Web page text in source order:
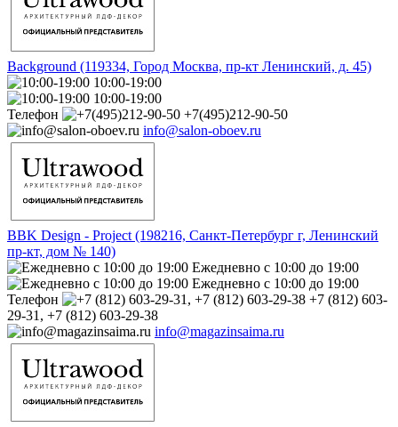
Background (119334, Город Москва, пр-кт Ленинский, д. 45)
10:00-19:00
10:00-19:00
Телефон
+7(495)212-90-50
info@salon-oboev.ru
BBK Design - Project (198216, Санкт-Петербург г, Ленинский
пр-кт, дом № 140)
Ежедневно с 10:00 до 19:00
Ежедневно с 10:00 до 19:00
Телефон
+7 (812) 603-
29-31, +7 (812) 603-29-38
info@magazinsaima.ru